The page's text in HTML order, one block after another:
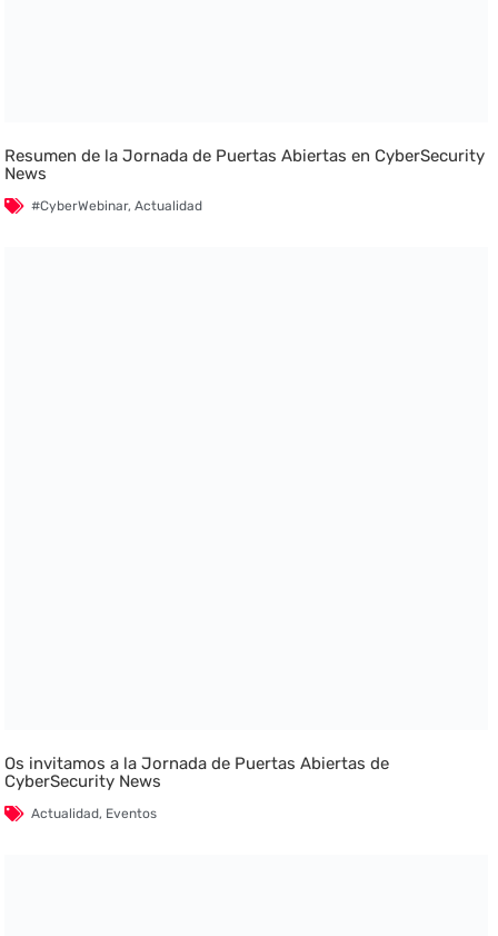
Resumen de la Jornada de Puertas Abiertas en CyberSecurity
News
#CyberWebinar,Actualidad
Os invitamos a la Jornada de Puertas Abiertas de
CyberSecurity News
Actualidad, Eventos